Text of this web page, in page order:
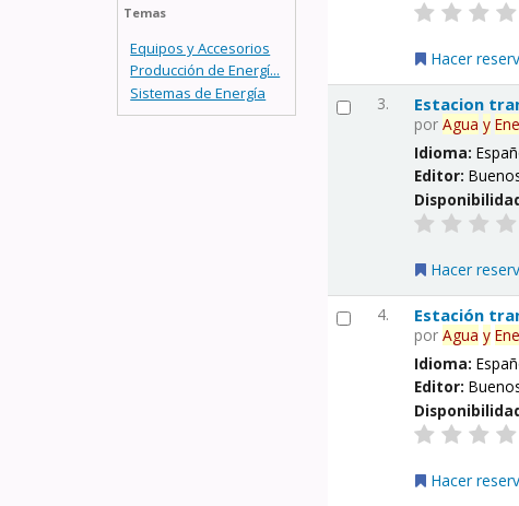
Temas
Equipos y Accesorios
Producción de Energí...
Sistemas de Energía
Hacer
3. Estacion
porAgua y
Idioma:
Editor:
Hacer
4. Estación
porAgua y
Idioma:
Editor:
Hacer